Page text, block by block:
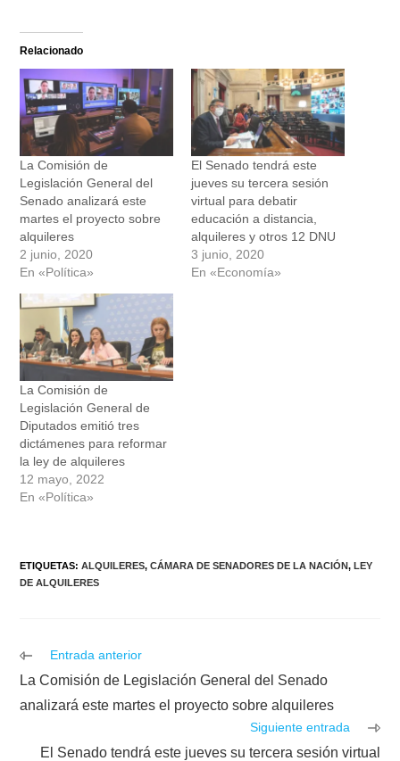
Relacionado
La Comisión de
Legislación General del
Senado analizará este
martes el proyecto sobre
alquileres
2 junio, 2020
En «Política»
El Senado tendrá este
jueves su tercera sesión
virtual para debatir
educación a distancia,
alquileres y otros 12 DNU
3 junio, 2020
En «Economía»
La Comisión de
Legislación General de
Diputados emitió tres
dictámenes para reformar
la ley de alquileres
12 mayo, 2022
En «Política»
ETIQUETAS:ALQUILERES, CÁMARA DE SENADORES DE LA NACIÓN, LEY
DE ALQUILERES
Leer
artículos
Entrada anterior
La Comisión de Legislación General del Senado
analizará este martes el proyecto sobre alquileres
Siguiente entrada
El Senado tendrá este jueves su tercera sesión virtual